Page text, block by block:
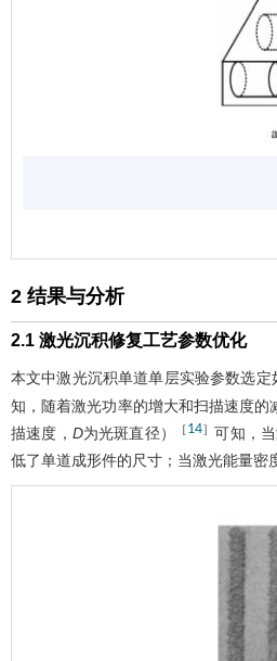
2 结果与分析
2.1 激光沉积修复工艺参数优化
本文中激光沉积单道单层实验参数选
知，随着激光功率的增大和扫描速度
描速度， D为光斑直径） ［14］可知，
低了单道成形件的尺寸；当激光能量